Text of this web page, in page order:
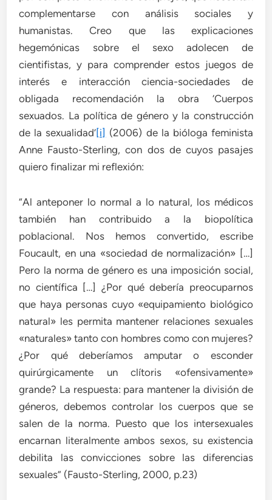
complementarse con análisis sociales y
humanistas. Creo que las explicaciones
hegemónicas sobre el sexo adolecen de
cientifistas, y para comprender estos juegos de
interés e interacción ciencia-sociedades de
obligada recomendación la obra ‘Cuerpos
sexuados. La política de género y la construcción
de la sexualidad’[i] (2006) de la bióloga feminista
Anne Fausto-Sterling, con dos de cuyos pasajes
quiero finalizar mi reflexión:
“Al anteponer lo normal a lo natural, los médicos
también han contribuido a la biopolítica
poblacional. Nos hemos convertido, escribe
Foucault, en una «sociedad de normalización» […]
Pero la norma de género es una imposición social,
no científica […] ¿Por qué debería preocuparnos
que haya personas cuyo «equipamiento biológico
natural» les permita mantener relaciones sexuales
«naturales» tanto con hombres como con mujeres?
¿Por qué deberíamos amputar o esconder
quirúrgicamente un clítoris «ofensivamente»
grande? La respuesta: para mantener la división de
géneros, debemos controlar los cuerpos que se
salen de la norma. Puesto que los intersexuales
encarnan literalmente ambos sexos, su existencia
debilita las convicciones sobre las diferencias
sexuales” (Fausto-Sterling, 2000, p.23)